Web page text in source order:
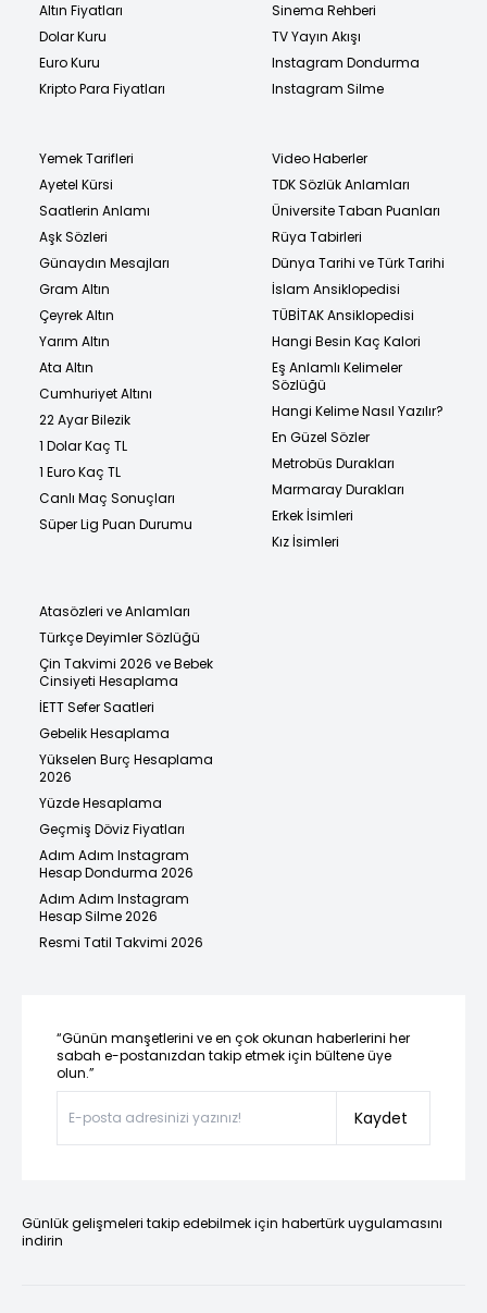
Altın Fiyatları
Dolar Kuru
Euro Kuru
Kripto Para Fiyatları
Sinema Rehberi
TV Yayın Akışı
Instagram Dondurma
Instagram Silme
Yemek Tarifleri
Ayetel Kürsi
Saatlerin Anlamı
Aşk Sözleri
Günaydın Mesajları
Gram Altın
Çeyrek Altın
Yarım Altın
Ata Altın
Cumhuriyet Altını
22 Ayar Bilezik
1 Dolar Kaç TL
1 Euro Kaç TL
Canlı Maç Sonuçları
Süper Lig Puan Durumu
Video Haberler
TDK Sözlük Anlamları
Üniversite Taban Puanları
Rüya Tabirleri
Dünya Tarihi ve Türk Tarihi
İslam Ansiklopedisi
TÜBİTAK Ansiklopedisi
Hangi Besin Kaç Kalori
Eş Anlamlı Kelimeler
Sözlüğü
Hangi Kelime Nasıl Yazılır?
En Güzel Sözler
Metrobüs Durakları
Marmaray Durakları
Erkek İsimleri
Kız İsimleri
Atasözleri ve Anlamları
Türkçe Deyimler Sözlüğü
Çin Takvimi 2026 ve Bebek
Cinsiyeti Hesaplama
İETT Sefer Saatleri
Gebelik Hesaplama
Yükselen Burç Hesaplama
2026
Yüzde Hesaplama
Geçmiş Döviz Fiyatları
Adım Adım Instagram
Hesap Dondurma 2026
Adım Adım Instagram
Hesap Silme 2026
Resmi Tatil Takvimi 2026
“Günün manşetlerini ve en çok okunan haberlerini her
sabah e-postanızdan takip etmek için bültene üye
olun.”
Kaydet
Günlük gelişmeleri takip edebilmek için habertürk uygulamasını
indirin